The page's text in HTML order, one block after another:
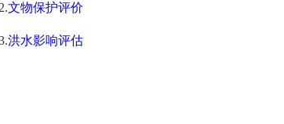
文物保护评价
洪水影响评估